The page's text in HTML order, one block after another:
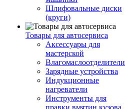
Шлифовальные диски
(круги)
Товары для автосервиса
Аксессуары для
мастерской
Влагомаслоотделители
Зарядные устройства
Индукционные
нагреватели
Инструменты для
правки вмятин кузова